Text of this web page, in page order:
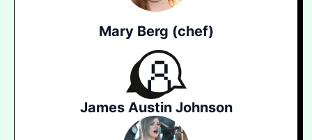
Mary Berg (chef)
James Austin Johnson